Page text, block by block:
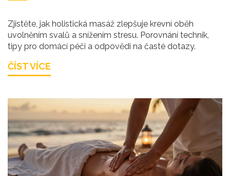
Zjistěte, jak holistická masáž zlepšuje krevní oběh
uvolněním svalů a snížením stresu. Porovnání technik,
tipy pro domácí péči a odpovědi na časté dotazy.
ČÍST VÍCE